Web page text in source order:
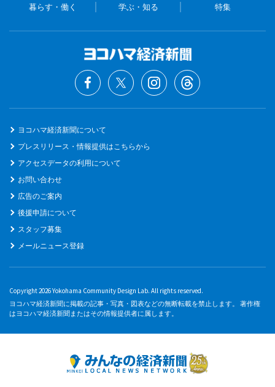
暮らす・働く 学ぶ・知る 特集
ヨコハマ経済新聞について
プレスリリース・情報提供はこちらから
アクセスデータの利用について
お問い合わせ
広告のご案内
後援申請について
スタッフ募集
メールニュース登録
Copyright 2026 Yokohama Community Design Lab. All rights reserved.
ヨコハマ経済新聞に掲載の記事・写真・図表などの無断転載を禁止します。 著作権
はヨコハマ経済新聞またはその情報提供者に属します。